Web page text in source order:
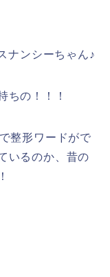
ナンシーちゃん♪
ちの！！！
整形ワードがで
いるのか、昔の